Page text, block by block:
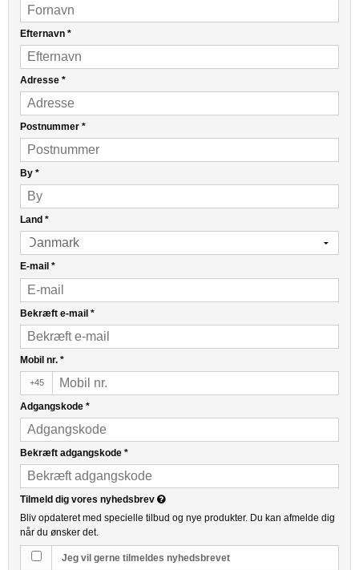
Efternavn *
Adresse *
Postnummer *
By *
Land *
E-mail *
Bekræft e-mail *
Mobil nr. *
+45
Adgangskode *
Bekræft adgangskode *
Tilmeld dig vores nyhedsbrev
Bliv opdateret med specielle tilbud og nye produkter. Du kan afmelde dig
når du ønsker det.
Jeg vil gerne tilmeldes nyhedsbrevet